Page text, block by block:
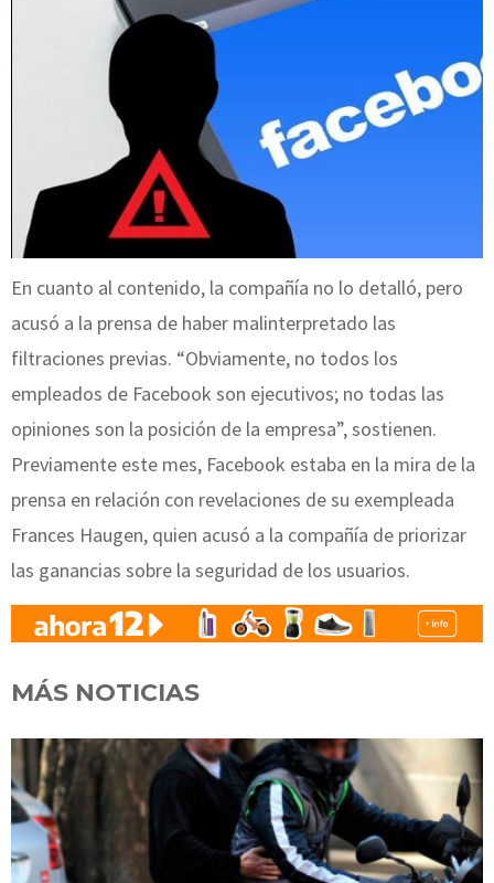
En cuanto al contenido, la compañía no lo detalló, pero
acusó a la prensa de haber malinterpretado las
filtraciones previas. “Obviamente, no todos los
empleados de Facebook son ejecutivos; no todas las
opiniones son la posición de la empresa”, sostienen.
Previamente este mes, Facebook estaba en la mira de la
prensa en relación con revelaciones de su exempleada
Frances Haugen, quien acusó a la compañía de priorizar
las ganancias sobre la seguridad de los usuarios.
MÁS NOTICIAS